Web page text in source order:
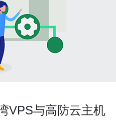
VPS与高防云主机